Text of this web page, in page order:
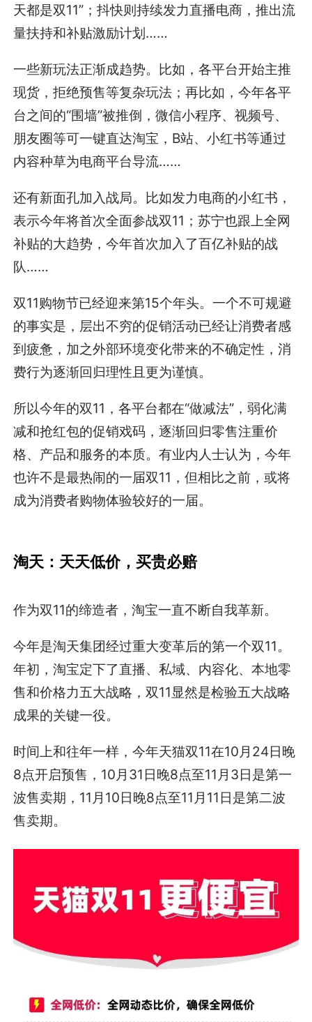
天都是双11”；抖快则持续发力直播电商，推出流
量扶持和补贴激励计划……
一些新玩法正渐成趋势。比如，各平台开始主推
现货，拒绝预售等复杂玩法；再比如，今年各平
台之间的“围墙”被推倒，微信小程序、视频号、
朋友圈等可一键直达淘宝，B站、小红书等通过
内容种草为电商平台导流……
还有新面孔加入战局。比如发力电商的小红书，
表示今年将首次全面参战双11；苏宁也跟上全网
补贴的大趋势，今年首次加入了百亿补贴的战
队……
双11购物节已经迎来第15个年头。一个不可规避
的事实是，层出不穷的促销活动已经让消费者感
到疲惫，加之外部环境变化带来的不确定性，消
费行为逐渐回归理性且更为谨慎。
所以今年的双11，各平台都在“做减法”，弱化满
减和抢红包的促销戏码，逐渐回归零售注重价
格、产品和服务的本质。有业内人士认为，今年
也许不是最热闹的一届双11，但相比之前，或将
成为消费者购物体验较好的一届。
淘天：天天低价，买贵必赔
作为双11的缔造者，淘宝一直不断自我革新。
今年是淘天集团经过重大变革后的第一个双11。
年初，淘宝定下了直播、私域、内容化、本地零
售和价格力五大战略，双11显然是检验五大战略
成果的关键一役。
时间上和往年一样，今年天猫双11在10月24日晚
8点开启预售，10月31日晚8点至11月3日是第一
波售卖期，11月10日晚8点至11月11日是第二波
售卖期。